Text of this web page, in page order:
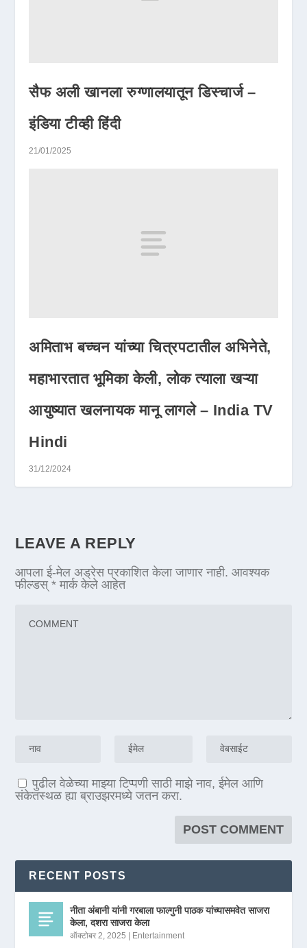
सैफ अली खानला रुग्णालयातून डिस्चार्ज –
इंडिया टीव्ही हिंदी
21/01/2025
अमिताभ बच्चन यांच्या चित्रपटातील अभिनेते,
महाभारतात भूमिका केली, लोक त्याला खऱ्या
आयुष्यात खलनायक मानू लागले – India TV
Hindi
31/12/2024
LEAVE A REPLY
आपला ई-मेल अड्रेस प्रकाशित केला जाणार नाही. आवश्यक
फील्डस्* मार्क केले आहेत
पुढील वेळेच्या माझ्या टिप्पणी साठी माझे नाव, ईमेल आणि
संकेतस्थळ ह्या ब्राउझरमध्ये जतन करा.
RECENT POSTS
नीता अंबानी यांनी गरबाला फाल्गुनी पाठक यांच्यासमवेत साजरा
केला, दशरा साजरा केला
ऑक्टोबर 2, 2025 Entertainment